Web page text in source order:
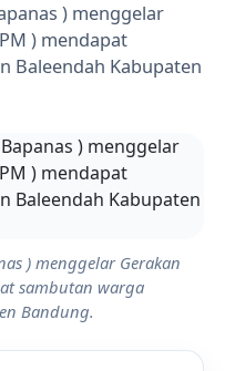
) menggelar
) mendapat
Baleendah Kabupaten
) menggelar Gerakan
sambutan warga
Bandung.